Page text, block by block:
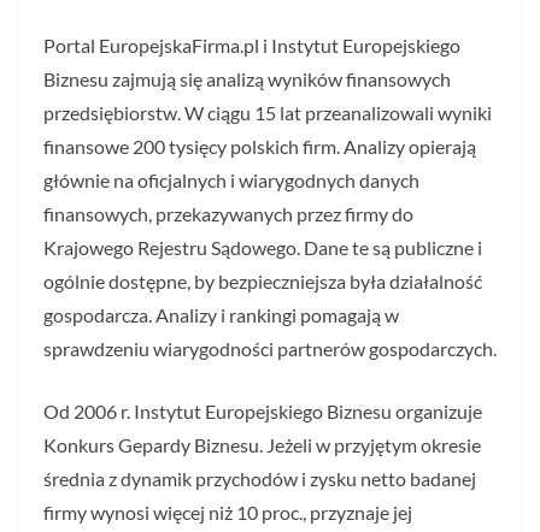
Portal EuropejskaFirma.pl i Instytut Europejskiego
Biznesu zajmują się analizą wyników finansowych
przedsiębiorstw. W ciągu 15 lat przeanalizowali wyniki
finansowe 200 tysięcy polskich firm. Analizy opierają
głównie na oficjalnych i wiarygodnych danych
finansowych, przekazywanych przez firmy do
Krajowego Rejestru Sądowego. Dane te są publiczne i
ogólnie dostępne, by bezpieczniejsza była działalność
gospodarcza. Analizy i rankingi pomagają w
sprawdzeniu wiarygodności partnerów gospodarczych.
Od 2006 r. Instytut Europejskiego Biznesu organizuje
Konkurs Gepardy Biznesu. Jeżeli w przyjętym okresie
średnia z dynamik przychodów i zysku netto badanej
firmy wynosi więcej niż 10 proc., przyznaje jej